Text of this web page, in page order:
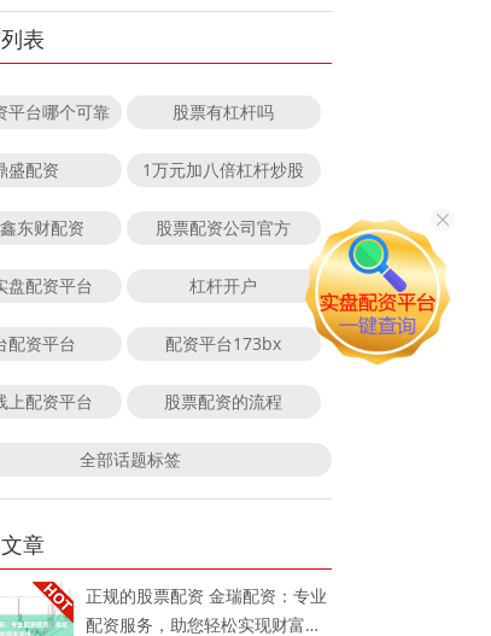
表
平台哪个可靠 股票有杠杆吗
盛配资 1万元加八倍杠杆炒股
东财配资 股票配资公司官方
盘配资平台 杠杆开户
配资平台 配资平台173bx
上配资平台 股票配资的流程
全部话题标签
章
正规的股票配资 金瑞配资：专业
配资服务，助您轻松实现财富增